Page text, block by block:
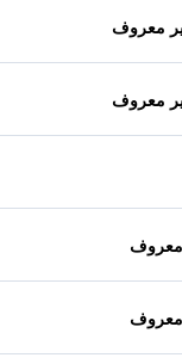
معروف
معروف
معروف
معروف